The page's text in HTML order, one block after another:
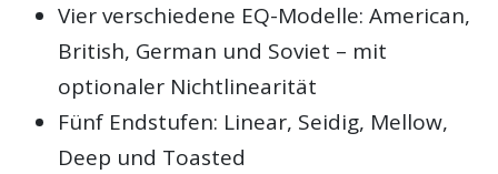
Vier verschiedene EQ-Modelle: American,
British, German und Soviet – mit
optionaler Nichtlinearität
Fünf Endstufen: Linear, Seidig, Mellow,
Deep und Toasted